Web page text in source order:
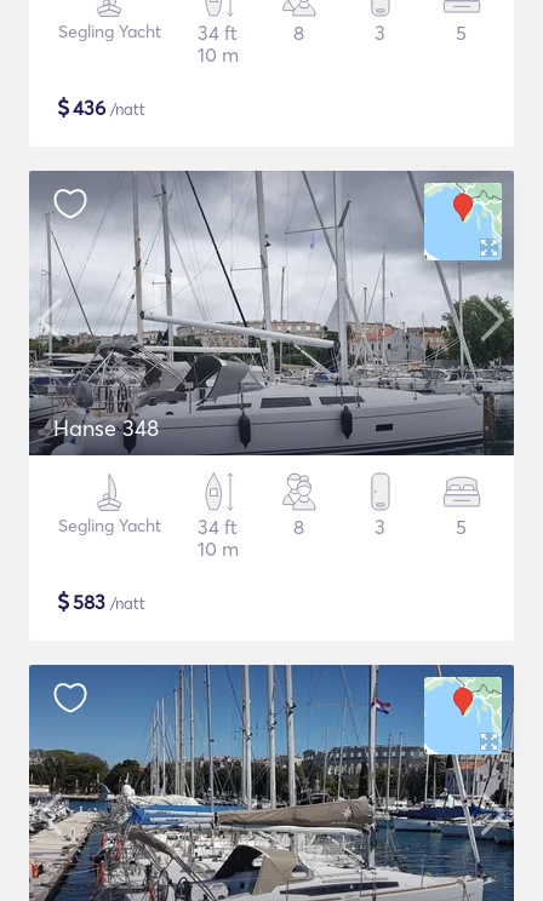
Segling Yacht
34 ft
10 m
8 3 5
$436 /natt
Hanse 348
Segling Yacht
34 ft
10 m
8 3 5
$583 /natt